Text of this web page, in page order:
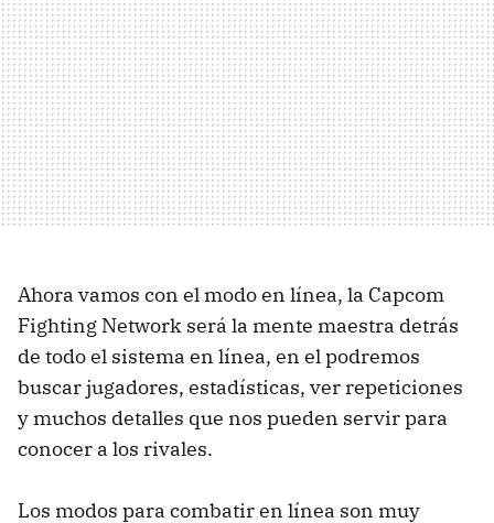
Ahora vamos con el modo en línea, la Capcom
Fighting Network será la mente maestra detrás
de todo el sistema en línea, en el podremos
buscar jugadores, estadísticas, ver repeticiones
y muchos detalles que nos pueden servir para
conocer a los rivales.
Los modos para combatir en línea son muy